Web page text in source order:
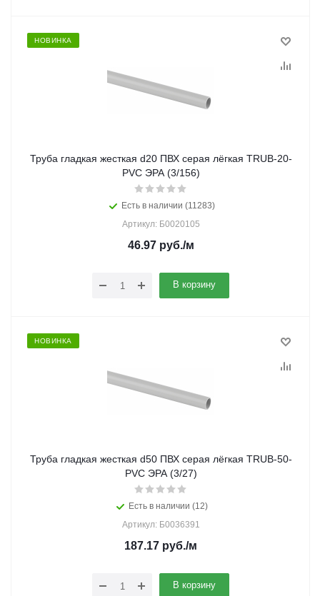
НОВИНКА
Труба гладкая жесткая d20 ПВХ серая лёгкая TRUB-20-
PVC ЭРА (3/156)
Есть в наличии (11283)
Артикул: Б0020105
46.97руб./м
В корзину
НОВИНКА
Труба гладкая жесткая d50 ПВХ серая лёгкая TRUB-50-
PVC ЭРА (3/27)
Есть в наличии (12)
Артикул: Б0036391
187.17 руб./м
В корзину